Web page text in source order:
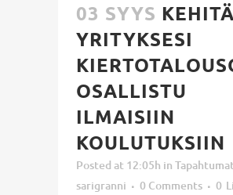
03 SYYS KEHITÄ
YRITYKSESI
OSALLISTU
ILMAISIIN
KOULUTUKSIIN
Posted at 12:05h in
sarigranni
0 Comments 0